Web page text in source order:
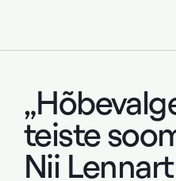
teiste
Nii